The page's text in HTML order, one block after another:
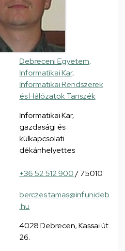
Debreceni Egyetem,
Informatikai Kar,
Informatikai Rendszerek
és Hálózatok Tanszék
Informatikai Kar,
gazdasági és
külkapcsolati
dékánhelyettes
+36 52 512 900/ 75010
berczes.tamas@inf.unideb
.hu
4028 Debrecen, Kassai út
26.